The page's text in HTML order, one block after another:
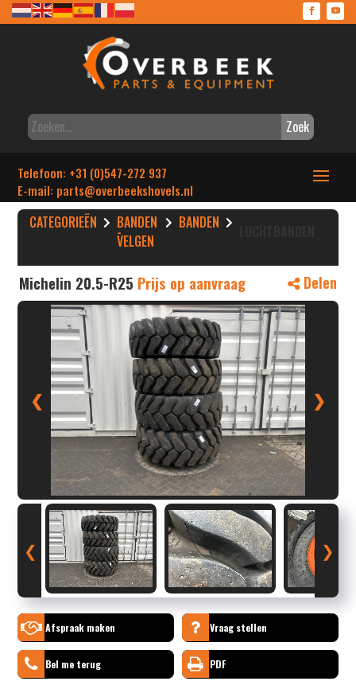
Zoek
Telefoon: +31 (0)547-272 937
E-mail: parts@overbeekshovels.nl
CATEGORIEËN BANDEN
-
VELGEN
BANDEN
Michelin 20.5-R25 Prijs op aanvraag Delen
❮ ❯
❮ ❯
Afspraak maken Vraag stellen
Bel me terug PDF